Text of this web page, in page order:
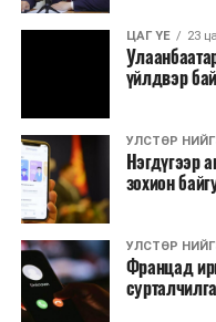
Зайлшгүй
тавилга,
Батлан
Хуулиар
контент,
Заавал
Санхүүгийн
арванхоёрдугаар
эрүүл мэндийн
ЦАГ ҮЕ 23
үйлдвэр
УЛСТӨР
Нэгдүгээр
зохион
УЛСТӨР
Францад